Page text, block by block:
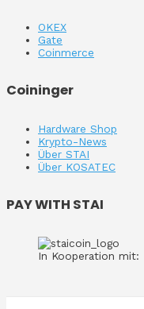
OKEX
Gate
Coinmerce
Coininger
Hardware Shop
Krypto-News
Über STAI
Über KOSATEC
PAY WITH STAI
In Kooperation mit: